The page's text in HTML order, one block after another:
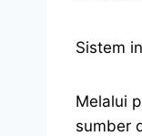
Sistem
Melalui
sumber